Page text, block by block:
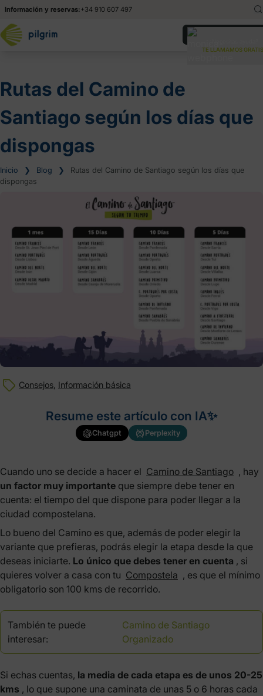
Información y reservas:+34 910 607 497
Italiano
TE LLAMAMOS
Rutas del Camino de
Santiago según los días que
dispongas
Inicio ❯ Blog ❯
Rutas del Camino de Santiago según los días que
dispongas
Consejos, Información básica
Resume este artículo con IA✨
Chatgpt Perplexity
Cuando uno se decide a hacer el Camino de Santiago , hay
un factor muy importante que siempre debe tener en
cuenta: el tiempo del que dispone para poder llegar a la
ciudad compostelana.
Lo bueno del Camino es que, además de poder elegir la
variante que prefieras, podrás elegir la etapa desde la que
deseas iniciarte. Lo único que debes tener en cuenta , si
quieres volver a casa con tu Compostela , es que el mínimo
obligatorio son 100 kms de recorrido.
También te puede
interesar:
Camino de Santiago
Organizado
Si echas cuentas, la media de cada etapa es de unos 20-25
kms , lo que supone una caminata de unas 5 o 6 horas cada